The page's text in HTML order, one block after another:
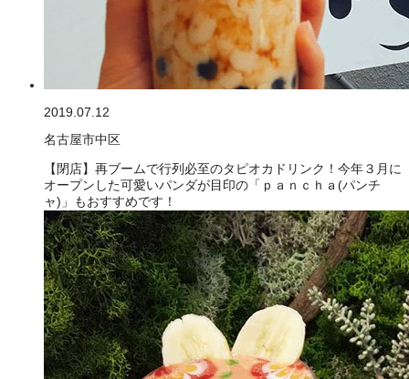
2019.07.12
名古屋市中区
【閉店】再ブームで行列必至のタピオカドリンク！今年３月に
オープンした可愛いパンダが目印の「ｐａｎｃｈａ(パンチ
ャ)」もおすすめです！